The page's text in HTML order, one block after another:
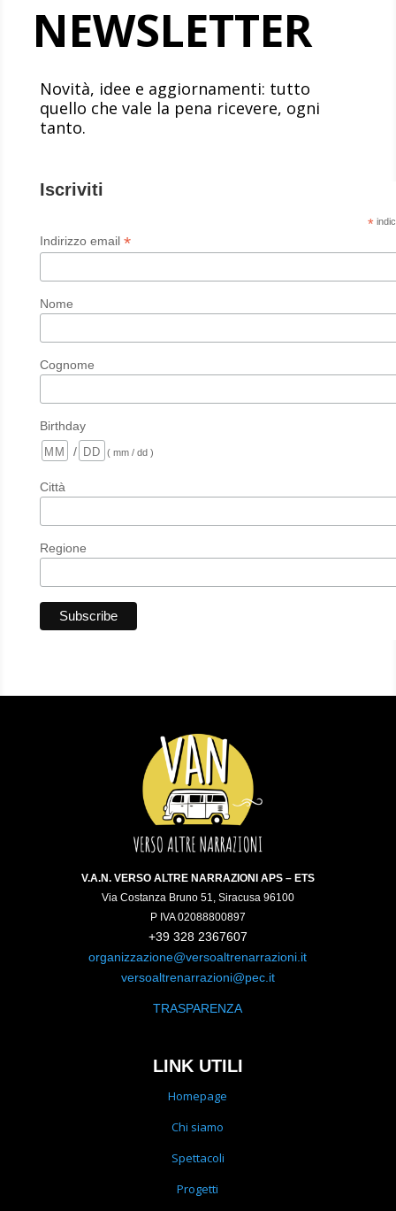
NEWSLETTER
Novità, idee e aggiornamenti: tutto
quello che vale la pena ricevere, ogni
tanto.
Iscriviti
*
Indirizzo email *
Nome
Cognome
Birthday
/
( mm / dd )
Città
Regione
V.A.N. VERSO ALTRE NARRAZIONI APS – ETS
Via Costanza Bruno 51, Siracusa 96100
P IVA 02088800897
+39 328 2367607
organizzazione@versoaltrenarrazioni.it
versoaltrenarrazioni@pec.it
TRASPARENZA
LINK UTILI
Homepage
Chi siamo
Spettacoli
Progetti